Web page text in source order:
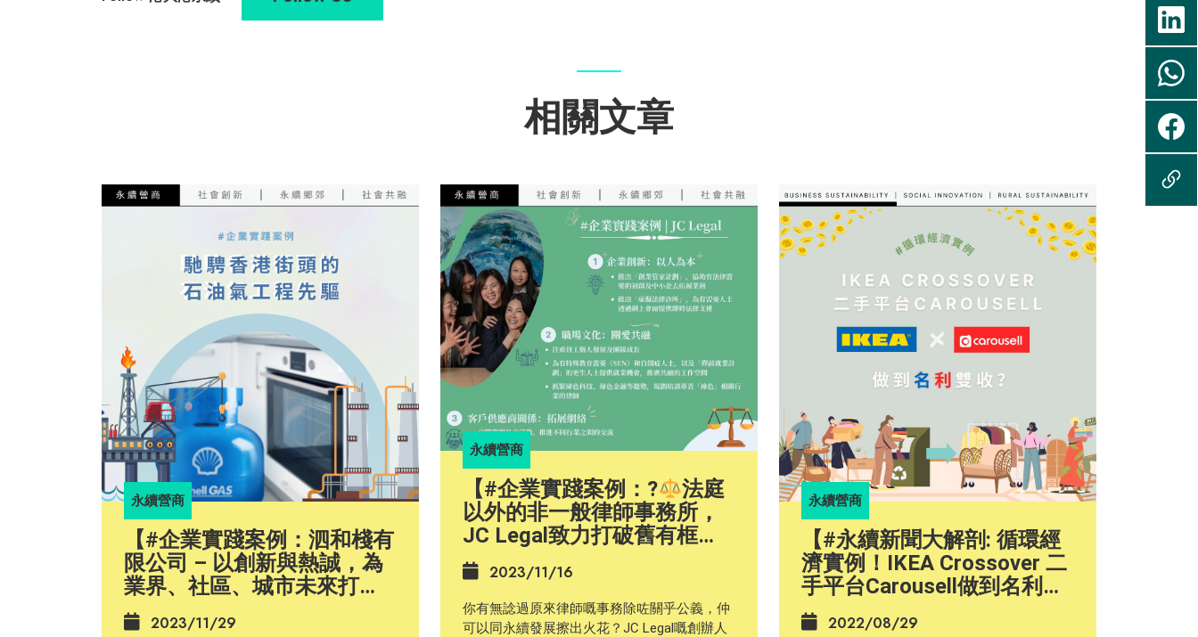
相關文章
永續營商
【#企業實踐案例：泗和棧有
限公司 – 以創新與熱誠，為
業界、社區、城市未來打
「氣」】
2023/11/29
永續營商
【#企業實踐案例：?‍
法庭
以外的非一般律師事務所，
JC Legal致力打破舊有框
框，讓法律服務變得包容且
易於接觸】
2023/11/16
你有無諗過原來律師嘅事務除咗關乎公義，仲
可以同永續發展擦出火花？JC Legal嘅創辦人
永續營商
【#永續新聞大解剖: 循環經
濟實例！IKEA Crossover 二
手平台Carousell做到名利雙
收？】
2022/08/29